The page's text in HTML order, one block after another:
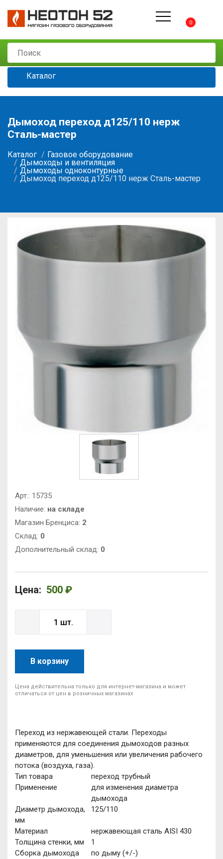
0
Каталог
Дымоход переход д125/110 нерж
Сталь-мастер
Каталог
Газовое оборудование
Дымоходы и вентиляция
Дымоходы одноконтурные
Дымоход переход д125/110 нерж Сталь-мастер
Арт.: 15735
Наличие: на складе
Магазин Бренциса: 2
Cклад: 0
Дополнительный склад: 0
Цена: 500 ₽
В корзину
Цена действительна только для интернет-магазина и может
отличаться от цен в розничных магазинах
Переход из нержавеющей стали. Переходы
применяются для соединения дымоходов разных
диаметров, для уменьшения или увеличения рабочего
потока (воздуха, газа).
Тип товара
переход трубный
Применение
для изменения диаметра
дымохода
Диаметр дымохода,
мм
125/110
Материал
нержавеющая сталь AISI 430
Толщина стенки, мм
1
Сборка дымохода
по дыму (+/-)